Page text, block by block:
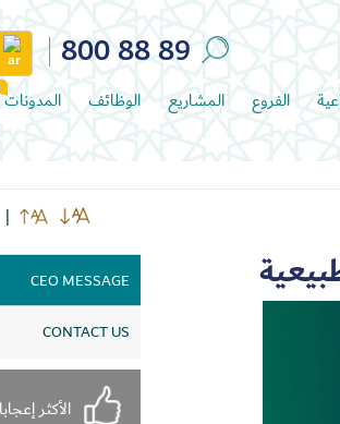
800 88 89
الفروع المشاريع الوظائف المدونات
CEO MESSAGE
CONTACT US
الأكثر إعجابا